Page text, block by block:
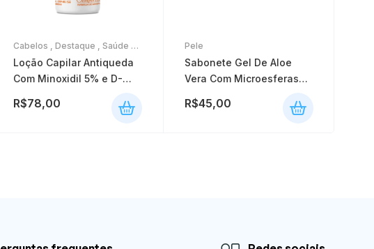
Cabelos , Destaque , Saúde e
Loção Capilar Antiqueda
Com Minoxidil 5% e D-
R$78,00
Pele
Sabonete Gel De Aloe
Vera Com Microesferas
Damasco
R$45,00